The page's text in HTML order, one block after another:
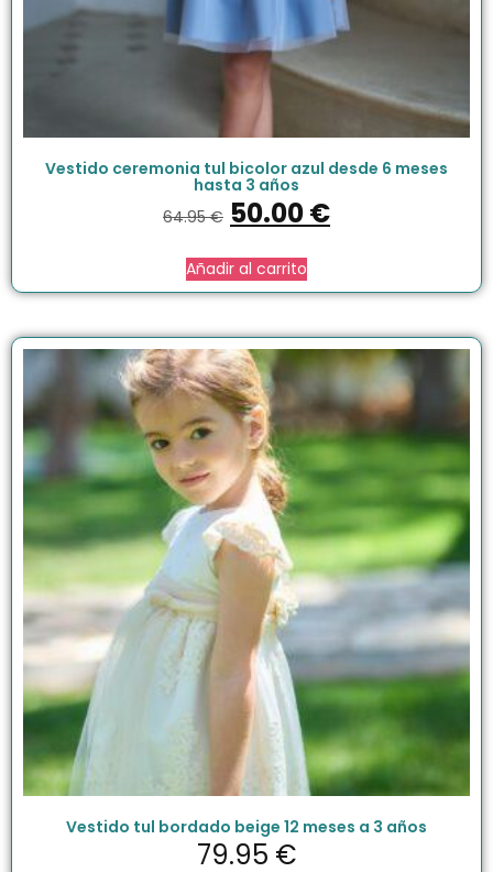
Vestido ceremonia tul bicolor azul desde 6 meses
hasta 3 años
64.95€ 50.00€
Añadir al carrito
Vestido tul bordado beige 12 meses a 3 años
79.95 €